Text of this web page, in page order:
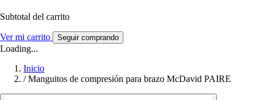
Subtotal del carrito
Ver mi carrito Seguir comprando
Loading...
Inicio
/ Manguitos de compresión para brazo McDavid PAIRE